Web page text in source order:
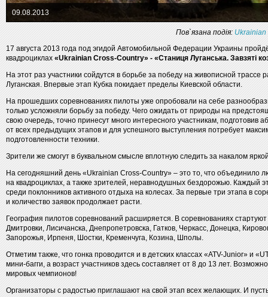
09.08.2013
Пов`язана подія:
17 августа 2013 года под эгидой Автомобильной Федерации Украины
квадроциклах «Ukrainian Cross-Country» - «Станиця Луганська. Завзяті
На этот раз участники сойдутся в борьбе за победу на живописной трассе
Луганская. Впервые этап Кубка покидает пределы Киевской области.
На прошедших соревнованиях пилоты уже опробовали на себе
только усложняли борьбу за победу. Чего ожидать от природы на
свою очередь, точно принесут много интересного участникам, подготовив
от всех предыдущих этапов и для успешного выступления потребует
подготовленности техники.
Зрители же смогут в буквальном смысле вплотную следить за накалом
На сегодняшний день «Ukrainian Cross-Country» – это то, что объединило
на квадроциклах, а также зрителей, неравнодушных бездорожью. Каждый
среди поклонников активного отдыха на колесах. За первые три этапа в
и количество заявок продолжает расти.
География пилотов соревнований расширяется. В соревнованиях
Дмитровки, Лисичанска, Днепропетровска, Гатков, Черкасс, Донецка,
Запорожья, Ирпеня, Шостки, Кременчуга, Козина, Шполы.
Отметим также, что гонка проводится и в детских классах «ATV-Junior» и
мини-багги, а возраст участников здесь составляет от 8 до 13 лет.
мировых чемпионов!
Организаторы с радостью приглашают на свой этап всех желающих. И